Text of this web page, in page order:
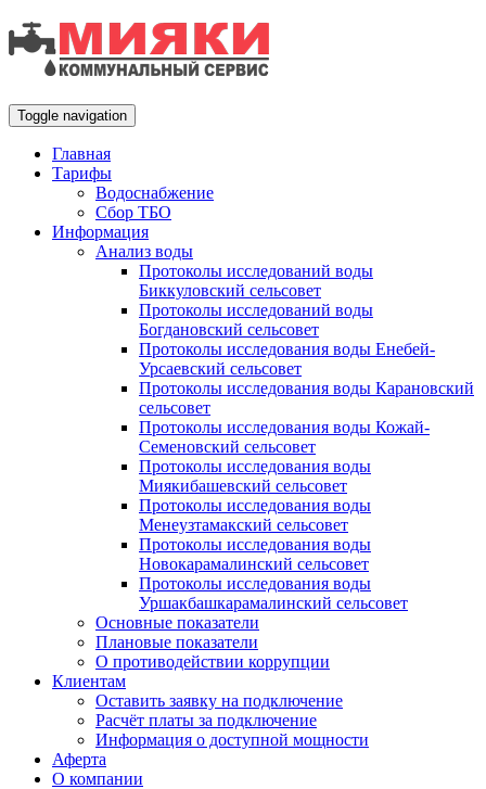
Toggle navigation
Главная
Тарифы
Водоснабжение
Сбор ТБО
Информация
Анализ воды
Протоколы исследований воды
Биккуловский сельсовет
Протоколы исследований воды
Богдановский сельсовет
Протоколы исследования воды Енебей-
Урсаевский сельсовет
Протоколы исследования воды Карановский
сельсовет
Протоколы исследования воды Кожай-
Семеновский сельсовет
Протоколы исследования воды
Миякибашевский сельсовет
Протоколы исследования воды
Менеузтамакский сельсовет
Протоколы исследования воды
Новокарамалинский сельсовет
Протоколы исследования воды
Уршакбашкарамалинский сельсовет
Основные показатели
Плановые показатели
О противодействии коррупции
Клиентам
Оставить заявку на подключение
Расчёт платы за подключение
Информация о доступной мощности
Аферта
О компании